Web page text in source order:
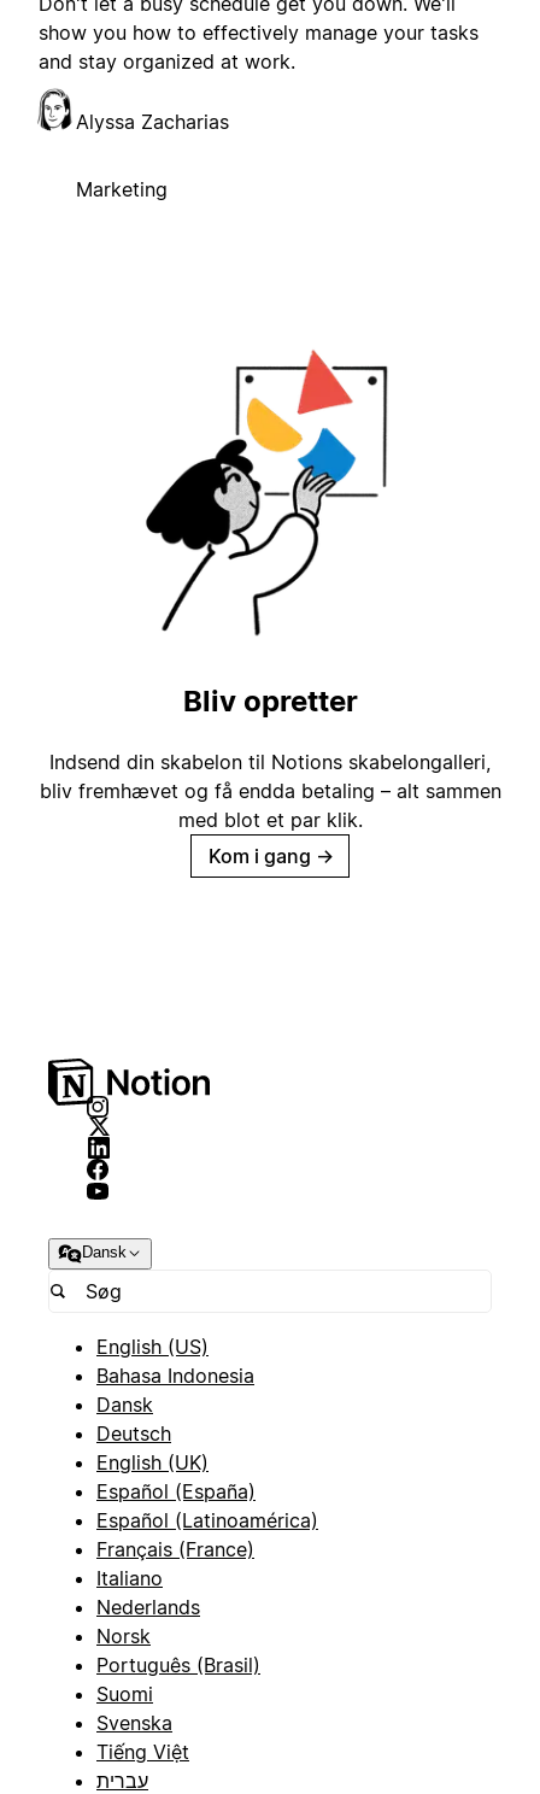
show you how to effectively manage your tasks
and stay organized at work.
Alyssa Zacharias
Marketing
Bliv opretter
Indsend din skabelon til Notions skabelongalleri,
bliv fremhævet og få endda betaling – alt sammen
med blot et par klik.
Kom i gang →
Dansk
English (US)
Bahasa Indonesia
Dansk
Deutsch
English (UK)
Español (España)
Español (Latinoamérica)
Français (France)
Italiano
Nederlands
Norsk
Português (Brasil)
Suomi
Svenska
Tiếng Việt
עברית